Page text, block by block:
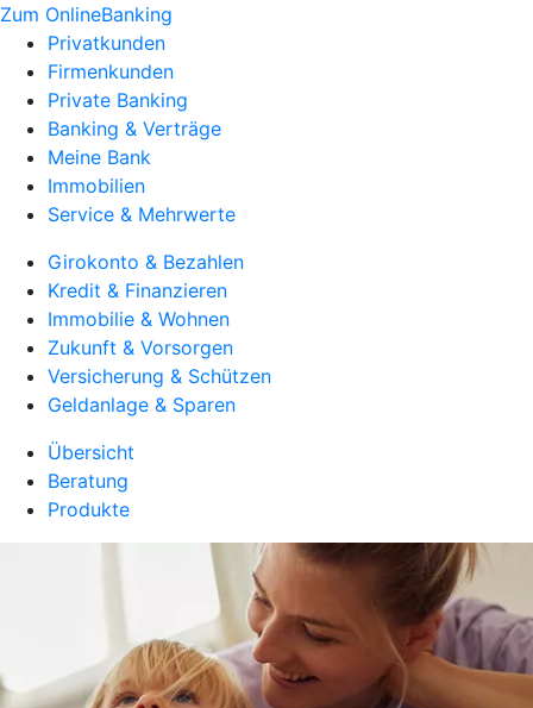
Zum OnlineBanking
Privatkunden
Firmenkunden
Private Banking
Banking & Verträge
Meine Bank
Immobilien
Service & Mehrwerte
Girokonto & Bezahlen
Kredit & Finanzieren
Immobilie & Wohnen
Zukunft & Vorsorgen
Versicherung & Schützen
Geldanlage & Sparen
Übersicht
Beratung
Produkte